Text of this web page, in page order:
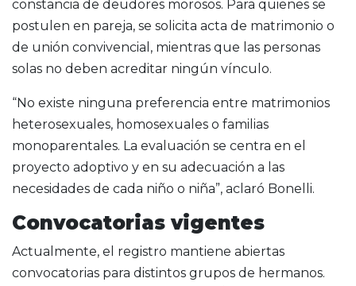
constancia de deudores morosos. Para quienes se
postulen en pareja, se solicita acta de matrimonio o
de unión convivencial, mientras que las personas
solas no deben acreditar ningún vínculo.
“No existe ninguna preferencia entre matrimonios
heterosexuales, homosexuales o familias
monoparentales. La evaluación se centra en el
proyecto adoptivo y en su adecuación a las
necesidades de cada niño o niña”, aclaró Bonelli.
Convocatorias vigentes
Actualmente, el registro mantiene abiertas
convocatorias para distintos grupos de hermanos.